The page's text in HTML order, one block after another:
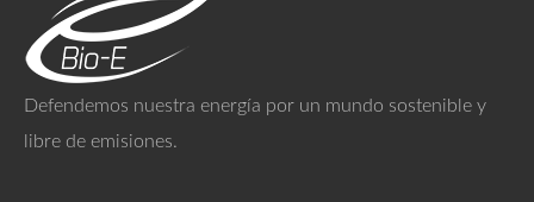
Defendemos nuestra energía por un mundo sostenible y
libre de emisiones.